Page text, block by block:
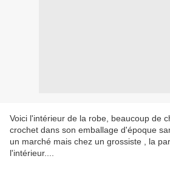
Voici l'intérieur de la robe, beaucoup de
crochet dans son emballage d'époque
un marché mais chez un grossiste , la
l'intérieur....